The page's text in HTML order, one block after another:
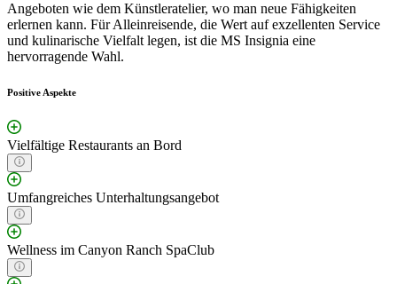
Angeboten wie dem Künstleratelier, wo man neue Fähigkeiten
erlernen kann. Für Alleinreisende, die Wert auf exzellenten Service
und kulinarische Vielfalt legen, ist die MS Insignia eine
hervorragende Wahl.
Positive Aspekte
Vielfältige Restaurants an Bord
Umfangreiches Unterhaltungsangebot
Wellness im Canyon Ranch SpaClub